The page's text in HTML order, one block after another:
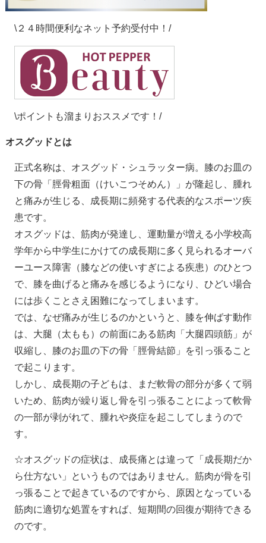
\２４時間便利なネット予約受付中！/
\ポイントも溜まりおススメです！/
オスグッドとは
正式名称は、オスグッド・シュラッター病。膝のお皿の
下の骨「脛骨粗面（けいこつそめん）」が隆起し、腫れ
と痛みが生じる、成長期に頻発する代表的なスポーツ疾
患です。
オスグッドは、筋肉が発達し、運動量が増える小学校高
学年から中学生にかけての成長期に多く見られるオーバ
ーユース障害（膝などの使いすぎによる疾患）のひとつ
で、膝を曲げると痛みを感じるようになり、ひどい場合
には歩くことさえ困難になってしまいます。
では、なぜ痛みが生じるのかというと、膝を伸ばす動作
は、大腿（太もも）の前面にある筋肉「大腿四頭筋」が
収縮し、膝のお皿の下の骨「脛骨結節」を引っ張ること
で起こります。
しかし、成長期の子どもは、まだ軟骨の部分が多くて弱
いため、筋肉が繰り返し骨を引っ張ることによって軟骨
の一部が剥がれて、腫れや炎症を起こしてしまうので
す。
☆オスグッドの症状は、成長痛とは違って「成長期だか
ら仕方ない」というものではありません。筋肉が骨を引
っ張ることで起きているのですから、原因となっている
筋肉に適切な処置をすれば、短期間の回復が期待できる
のです。